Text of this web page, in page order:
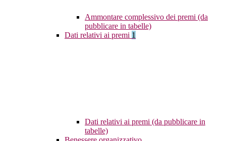
Ammontare complessivo dei premi (da
pubblicare in tabelle)
Dati relativi ai premi 1
Dati relativi ai premi (da pubblicare in
tabelle)